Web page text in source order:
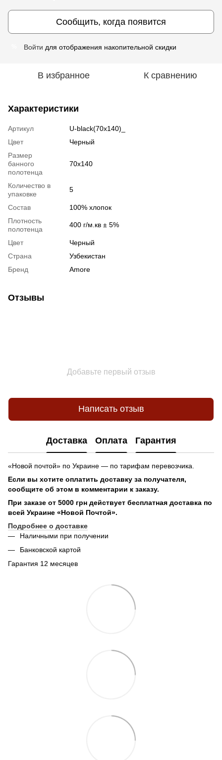
Сообщить, когда появится
Войти для отображения накопительной скидки
В избранное К сравнению
Характеристики
Артикул
U-black(70x140)_
Цвет
Черный
Размер
банного
полотенца
70x140
Количество в
упаковке
5
Состав
100% хлопок
Плотность
полотенца
400 г/м.кв ± 5%
Цвет
Черный
Страна
Узбекистан
Бренд
Amore
Отзывы
Добавьте первый отзыв
Написать отзыв
Доставка Оплата Гарантия
«Новой почтой» по Украине — по тарифам перевозчика.
Если вы хотите оплатить доставку за получателя,
сообщите об этом в комментарии к заказу.
При заказе от 5000 грн действует бесплатная доставка по
всей Украине «Новой Почтой».
Подробнее о доставке
Наличными при получении
Банковской картой
Гарантия 12 месяцев